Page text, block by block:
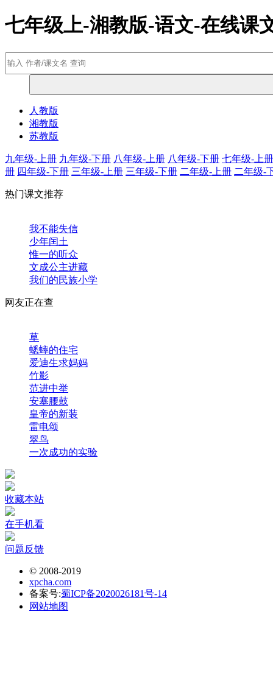
七年级上-湘教版-语文-在线课
人教版
湘教版
苏教版
九年级-上册 九年级-下册 八年级-上册 八年级-下册 七年级-上册
册 四年级-下册 三年级-上册 三年级-下册 二年级-上册 二年级-
热门课文推荐
我不能失信
少年闰土
惟一的听众
文成公主进藏
我们的民族小学
网友正在查
草
蟋蟀的住宅
爱迪生求妈妈
竹影
范进中举
安塞腰鼓
皇帝的新装
雷电颂
翠鸟
一次成功的实验
收藏本站
在手机看
问题反馈
© 2008-2019
xpcha.com
备案号:蜀ICP备2020026181号-14
网站地图